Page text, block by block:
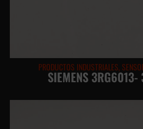
PRODUCTOS INDUSTRIALES,
SIEMENS